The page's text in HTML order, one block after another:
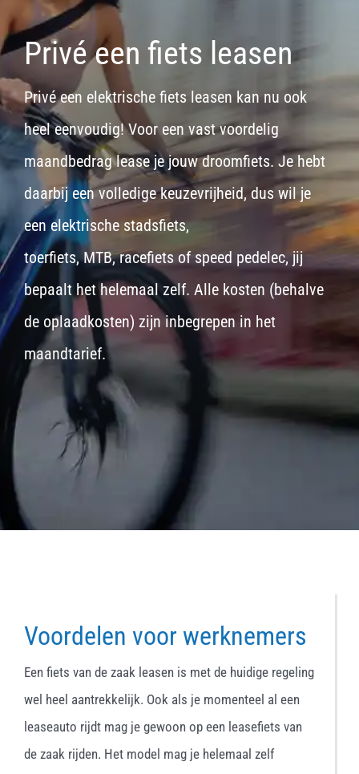
Privé een fiets leasen
Privé een elektrische fiets leasen kan nu ook
heel eenvoudig! Voor een vast voordelig
maandbedrag lease je jouw droomfiets. Je hebt
daarbij een volledige keuzevrijheid, dus wil je
eenelektrische stadsfiets,
toerfiets,MTB,racefietsof speed pedelec, jij
bepaalt het helemaal zelf. Alle kosten (behalve
de oplaadkosten) zijn inbegrepen in het
maandtarief.
Voordelen voor werknemers
Een fiets van de zaak leasen is met de huidige regeling
wel heel aantrekkelijk. Ook als je momenteel al een
leaseauto rijdt mag je gewoon op een leasefiets van
de zaak rijden. Het model mag je helemaal zelf